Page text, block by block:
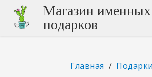
Магазин именных
подарков
Главная / Подарки